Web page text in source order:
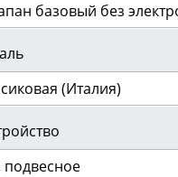
базовый без
(Италия)